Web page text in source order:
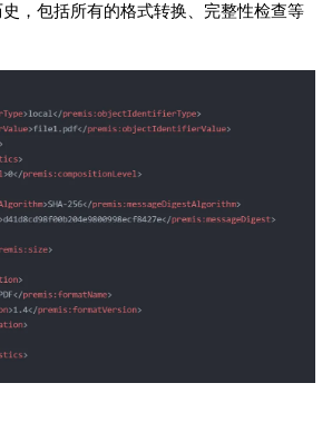
，包括所有的格式转换、完整性检查等